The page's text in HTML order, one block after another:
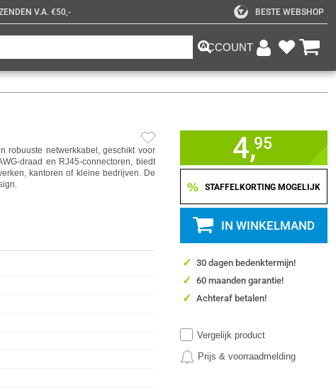
V.A. €50,- BESTE WEBSHOP
ACCOUNT
robuuste netwerkkabel, geschikt voor
draad en RJ45-connectoren, biedt
kantoren of kleine bedrijven. De
4,95
% STAFFELKORTING MOGELIJK
IN WINKELMAND
✓ 30 dagen bedenktermijn!
✓ 60 maanden garantie!
✓ Achteraf betalen!
Vergelijk product
Prijs & voorraadmelding